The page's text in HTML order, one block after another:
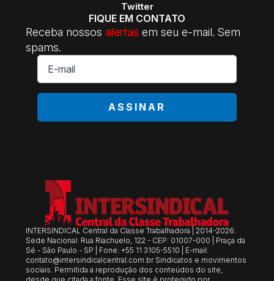
Twitter
FIQUE EM CONTATO
Receba nossos alertas em seu e-mail. Sem
spams.
E-
mail
*
ASSINAR
INTERSINDICAL Central da Classe Trabalhadora | 2014-2026.
Sede Nacional: Rua Riachuelo, 122 - CEP: 01007-000 | Praça da
Sé - São Paulo - SP | Fone: +55 11 3105-5510 | E-mail:
contato@intersindicalcentral.com.br Sindicatos e movimentos
sociais. Permitida a reprodução dos conteúdos do site,